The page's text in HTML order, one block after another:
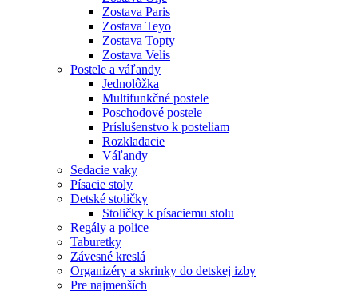
Zostava Paris
Zostava Teyo
Zostava Topty
Zostava Velis
Postele a váľandy
Jednolôžka
Multifunkčné postele
Poschodové postele
Príslušenstvo k posteliam
Rozkladacie
Váľandy
Sedacie vaky
Písacie stoly
Detské stoličky
Stoličky k písaciemu stolu
Regály a police
Taburetky
Závesné kreslá
Organizéry a skrinky do detskej izby
Pre najmenších